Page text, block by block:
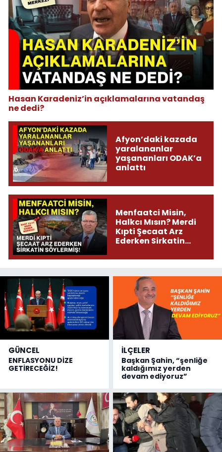
Hasan Karadeniz’in açıklamalarına vatandaş
ne dedi?
Afyon’daki kazada
yaralananlar
yaşananları ODAK’a
anlattı
Menfaatci Misin,
Halkcı Mısın? Merdi
Kıpti Şecaat Arz
Ederken Sirkatin
GÜNCEL
ENFLASYONU DİZE
GETİRECEĞİZ!
İLÇELER
Başkan Şahin, “şenliğe
kaldığımız yerden
devam ediyoruz”